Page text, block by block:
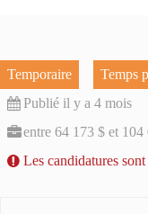
Temporaire Temps
Publié il y a 4 mois
entre 64 173 $ et
Les candidatures